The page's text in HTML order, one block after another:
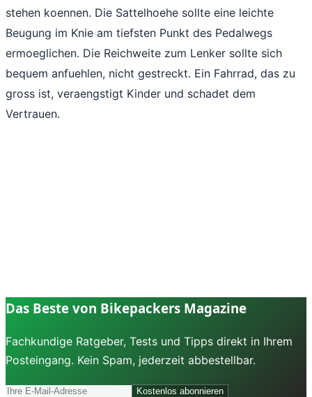
stehen koennen. Die Sattelhoehe sollte eine leichte
Beugung im Knie am tiefsten Punkt des Pedalwegs
ermoeglichen. Die Reichweite zum Lenker sollte sich
bequem anfuehlen, nicht gestreckt. Ein Fahrrad, das zu
gross ist, veraengstigt Kinder und schadet dem
Vertrauen.
Das Beste von Bikepackers Magazine
Fachkundige Ratgeber, Tests und Tipps direkt in Ihrem
Posteingang. Kein Spam, jederzeit abbestellbar.
Kostenlos abonnieren